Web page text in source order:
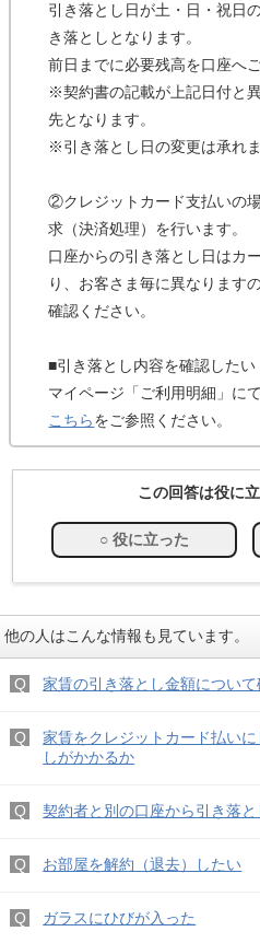
引き落とし日が土・日・祝日
き落としとなります。
前日までに必要残高を口座へ
※契約書の記載が上記日付と
先となります。
※引き落とし日の変更は承れま
②クレジットカード支払いの
求（決済処理）を行います。
口座からの引き落とし日はカ
り、お客さま毎に異なります
確認ください。
■引き落とし内容を確認したい
マイページ「ご利用明細」に
こちらをご参照ください。
この回答は役に
他の人はこんな情報も見ています。
家賃の引き落とし金額につい
家賃をクレジットカード払い
しがかかるか
契約者と別の口座から引き落
お部屋を解約（退去）したい
ガラスにひびが入った